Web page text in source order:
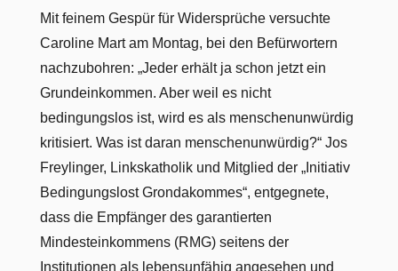
Mit feinem Gespür für Widersprüche versuchte
Caroline Mart am Montag, bei den Befürwortern
nachzubohren: „Jeder erhält ja schon jetzt ein
Grundeinkommen. Aber weil es nicht
bedingungslos ist, wird es als menschenunwürdig
kritisiert. Was ist daran menschenunwürdig?“ Jos
Freylinger, Linkskatholik und Mitglied der „Initiativ
Bedingungslost Grondakommes“, entgegnete,
dass die Empfänger des garantierten
Mindesteinkommens (RMG) seitens der
Institutionen als lebensunfähig angesehen und